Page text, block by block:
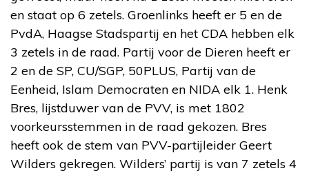
en staat op 6 zetels. Groenlinks heeft er 5 en de
PvdA, Haagse Stadspartij en het CDA hebben elk
3 zetels in de raad. Partij voor de Dieren heeft er
2 en de SP, CU/SGP, 50PLUS, Partij van de
Eenheid, Islam Democraten en NIDA elk 1. Henk
Bres, lijstduwer van de PVV, is met 1802
voorkeursstemmen in de raad gekozen. Bres
heeft ook de stem van PVV-partijleider Geert
Wilders gekregen. Wilders’ partij is van 7 zetels 4